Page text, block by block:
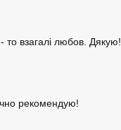
то взагалі любов. Дякую!
рекомендую!